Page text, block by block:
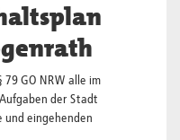
GO NRW alle im
der Stadt
eingehenden